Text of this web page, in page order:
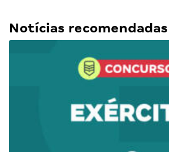
Notícias recomendadas